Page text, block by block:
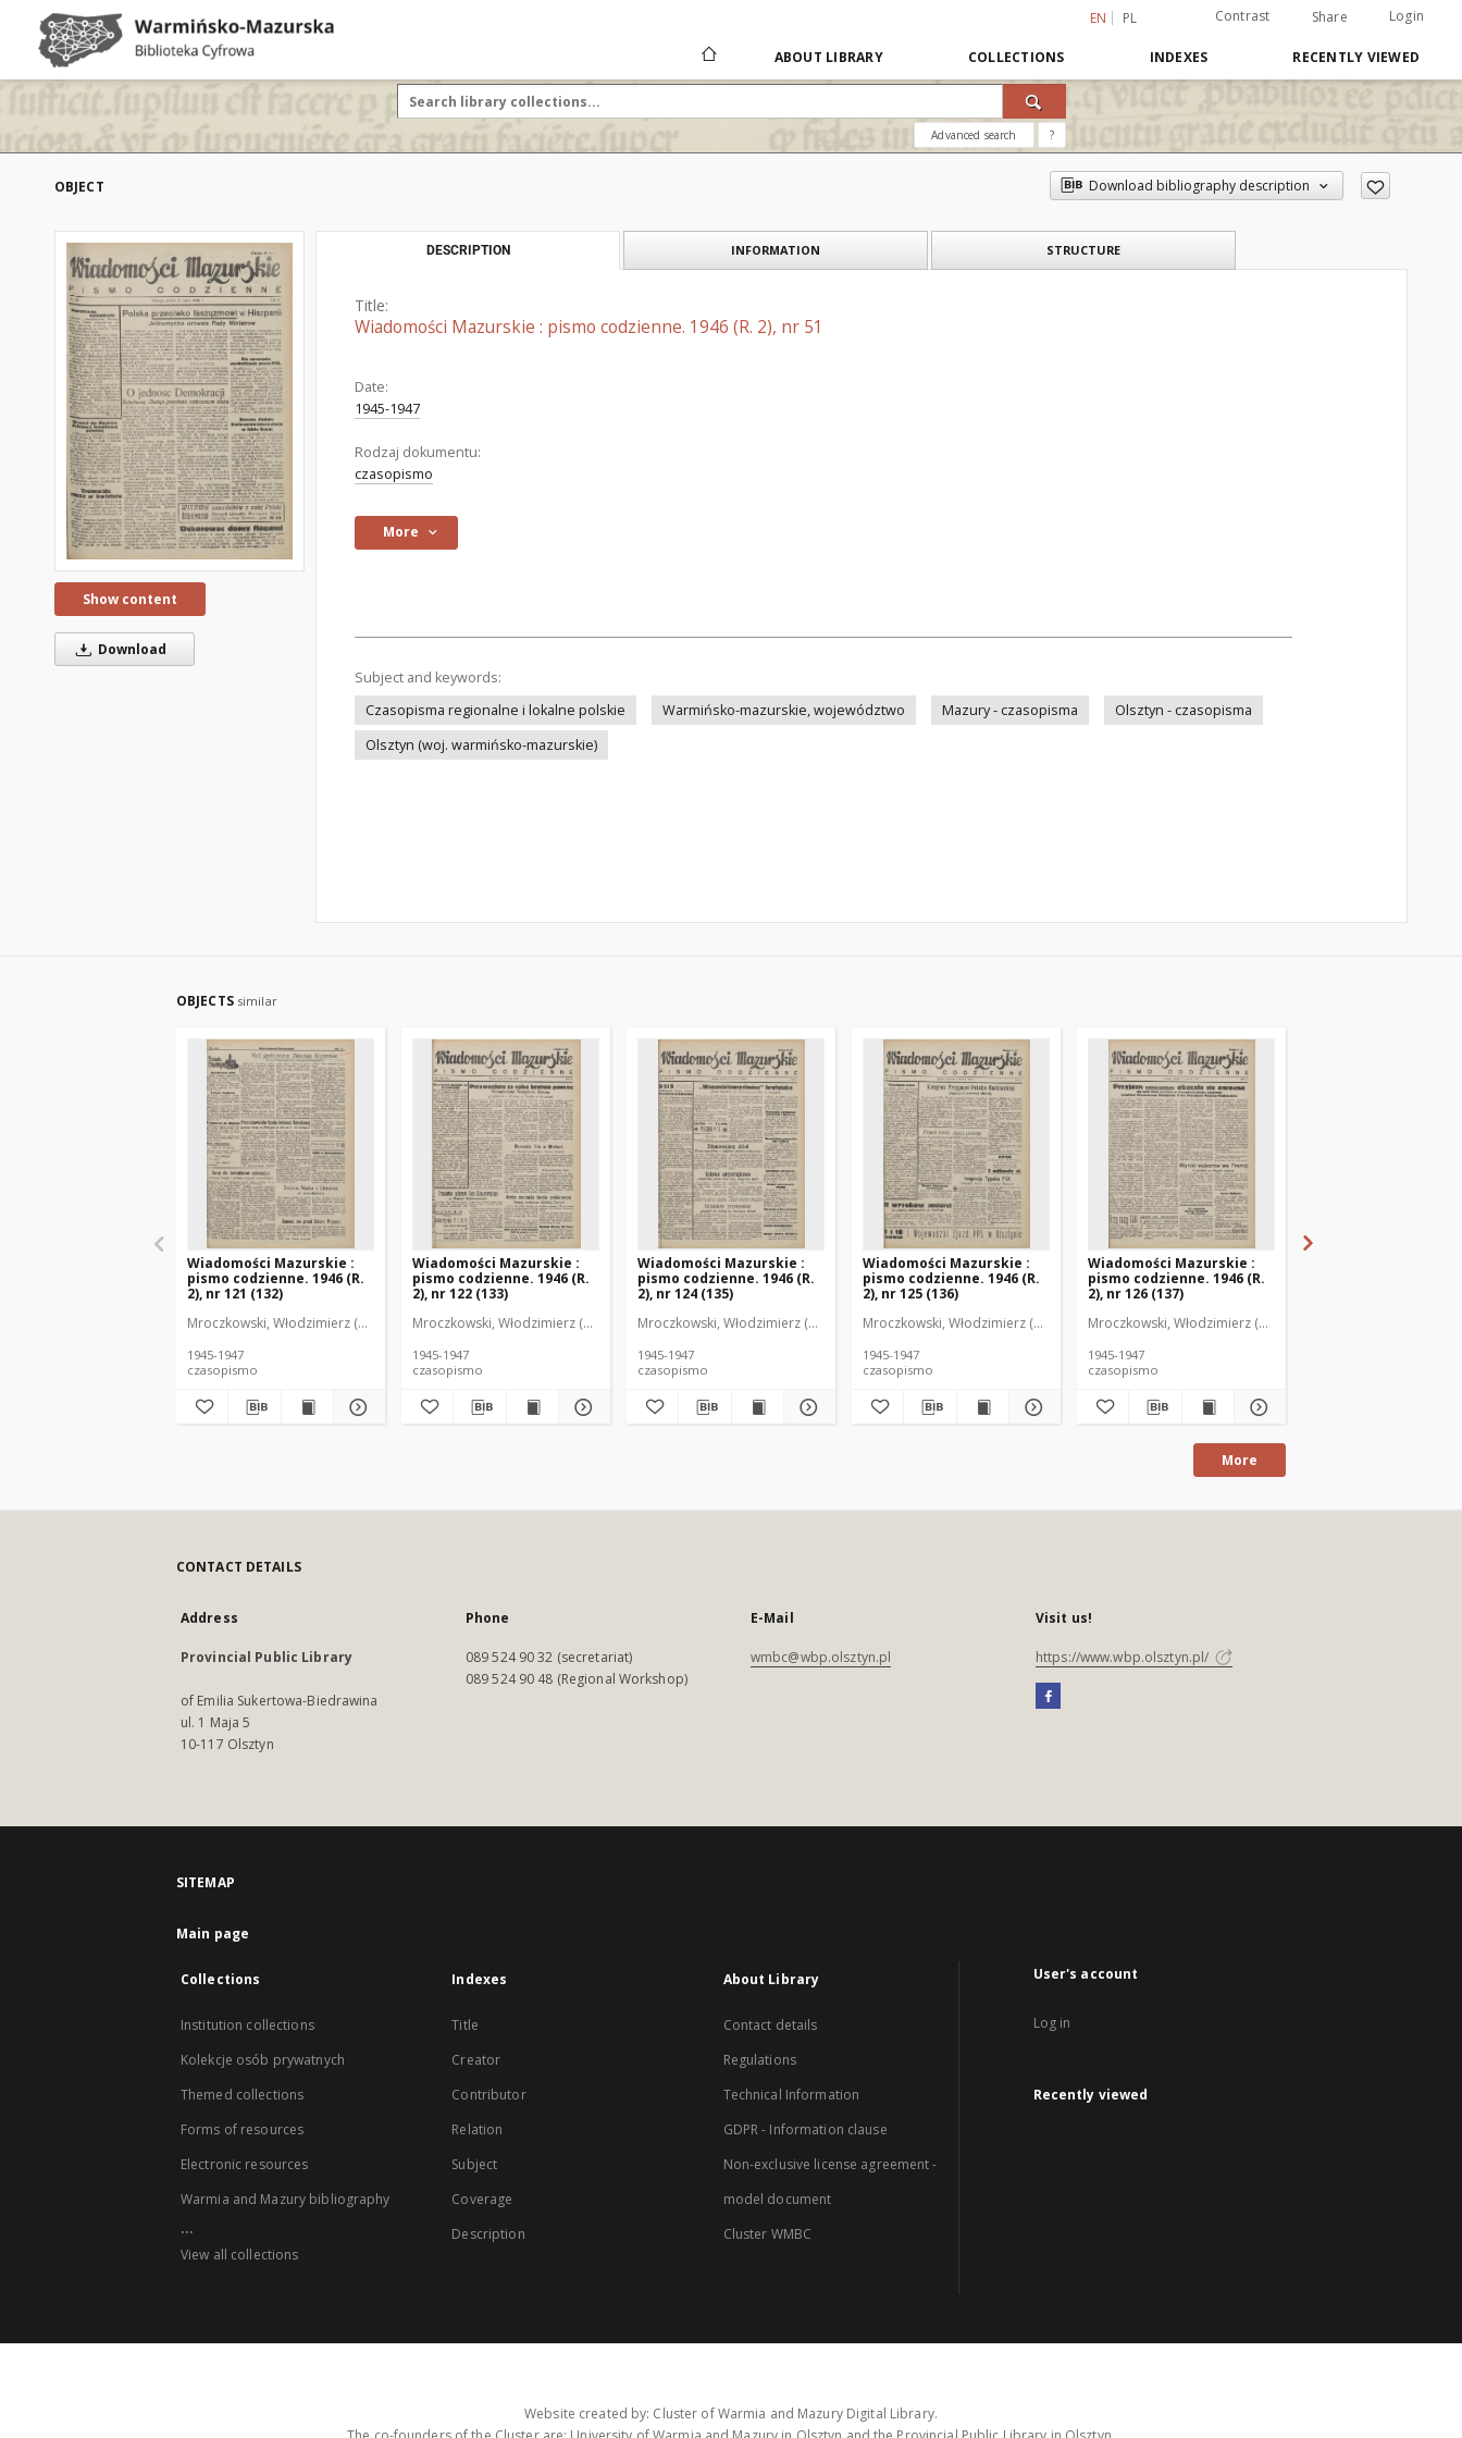
EN PL Contrast Share Login
ABOUT LIBRARY COLLECTIONS INDEXES RECENTLY VIEWED
Advanced search ?
OBJECT Download bibliography description
Show content
Download
DESCRIPTION INFORMATION STRUCTURE
Title:
Wiadomości Mazurskie : pismo codzienne. 1946 (R. 2), nr 51
Date:
1945-1947
Rodzaj dokumentu:
czasopismo
More
Subject and keywords:
Czasopisma regionalne i lokalne polskie
Warmińsko-mazurskie, województwo Mazury - czasopisma
Olsztyn - czasopisma
Olsztyn (woj. warmińsko-mazurskie)
OBJECTS similar
Wiadomości Mazurskie :
pismo codzienne. 1946 (R.
2), nr 121 (132)
Mroczkowski, Włodzimierz (1902-1971). Redaktor
1945-1947
czasopismo
Wiadomości Mazurskie :
pismo codzienne. 1946 (R.
2), nr 122 (133)
Mroczkowski, Włodzimierz (1902-1971). Redaktor
1945-1947
czasopismo
Wiadomości Mazurskie :
pismo codzienne. 1946 (R.
2), nr 124 (135)
Mroczkowski, Włodzimierz (1902-1971). Redaktor
1945-1947
czasopismo
Wiadomości Mazurskie :
pismo codzienne. 1946 (R.
2), nr 125 (136)
Mroczkowski, Włodzimierz (1902-1971). Redaktor
1945-1947
czasopismo
Wiadomości Mazurskie :
pismo codzienne. 1946 (R.
2), nr 126 (137)
Mroczkowski, Włodzimierz (1902-1971). Redaktor
1945-1947
czasopismo
More
CONTACT DETAILS
Address
Provincial Public Library
of Emilia Sukertowa-Biedrawina
ul. 1 Maja 5
10-117 Olsztyn
Phone
089 524 90 32 (secretariat)
089 524 90 48 (Regional Workshop)
E-Mail
wmbc@wbp.olsztyn.pl
Visit us!
https://www.wbp.olsztyn.pl/
SITEMAP
Main page
Collections
Institution collections
Kolekcje osób prywatnych
Themed collections
Forms of resources
Electronic resources
Warmia and Mazury bibliography
...
View all collections
Indexes
Title
Creator
Contributor
Relation
Subject
Coverage
Description
About Library
Contact details
Regulations
Technical Information
GDPR - Information clause
Non-exclusive license agreement -
model document
Cluster WMBC
User's account
Log in
Recently viewed
Website created by: Cluster of Warmia and Mazury Digital Library.